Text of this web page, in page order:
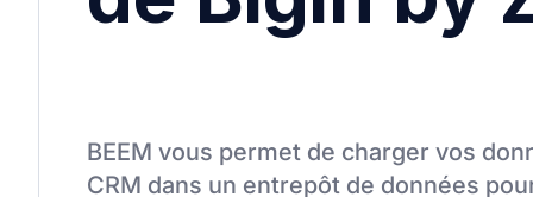
BEEM vous permet de charger vos
CRM dans un entrepôt de données